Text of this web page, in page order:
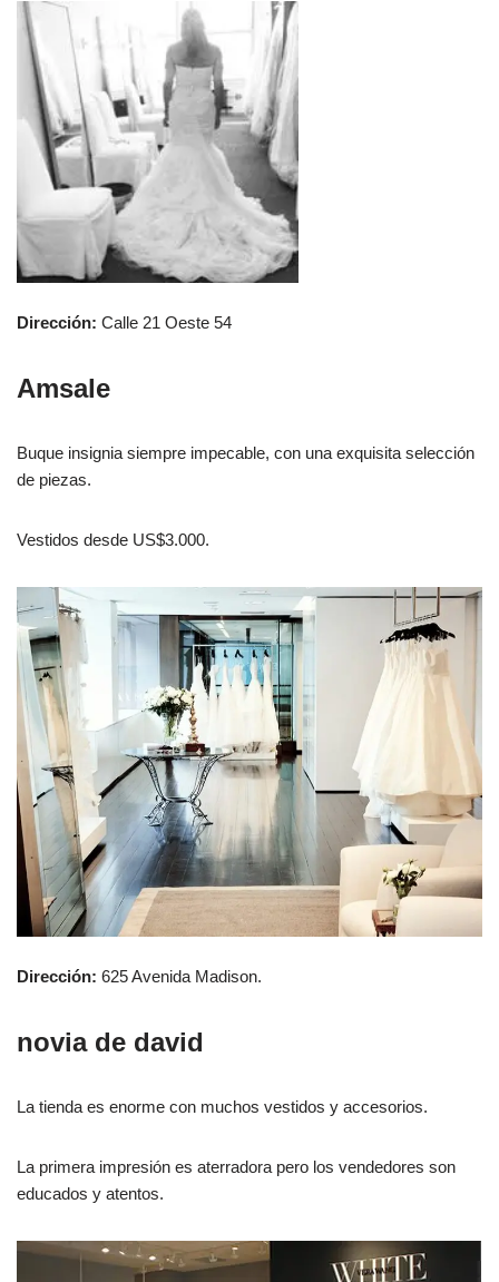
Dirección: Calle 21 Oeste 54
Amsale
Buque insignia siempre impecable, con una exquisita selección
de piezas.
Vestidos desde US$3.000.
Dirección: 625 Avenida Madison.
novia de david
La tienda es enorme con muchos vestidos y accesorios.
La primera impresión es aterradora pero los vendedores son
educados y atentos.